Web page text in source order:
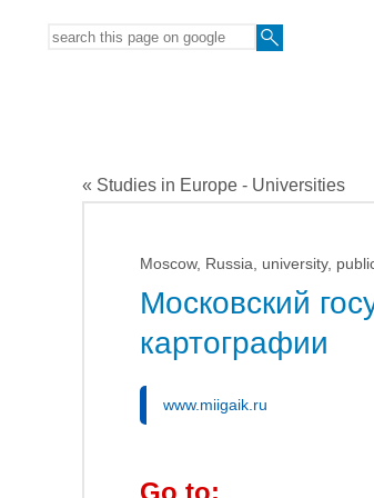
« Studies in Europe - Universities
Moscow, Russia, university,
Московский
картографии
www.miigaik.ru
Go to: